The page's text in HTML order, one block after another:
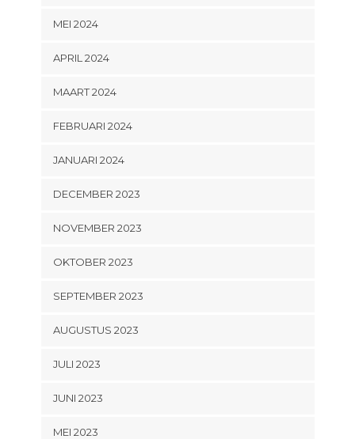
MEI 2024
APRIL 2024
MAART 2024
FEBRUARI 2024
JANUARI 2024
DECEMBER 2023
NOVEMBER 2023
OKTOBER 2023
SEPTEMBER 2023
AUGUSTUS 2023
JULI 2023
JUNI 2023
MEI 2023